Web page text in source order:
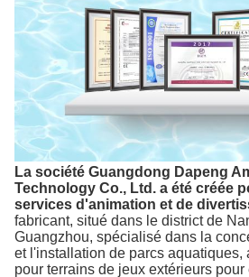
La société Guangdong Dapeng
Technology Co., Ltd. a été créée
services d'animation et de
fabricant, situé dans le district de
Guangzhou, spécialisé dans la
et l'installation de parcs aquatiques,
pour terrains de jeux extérieurs